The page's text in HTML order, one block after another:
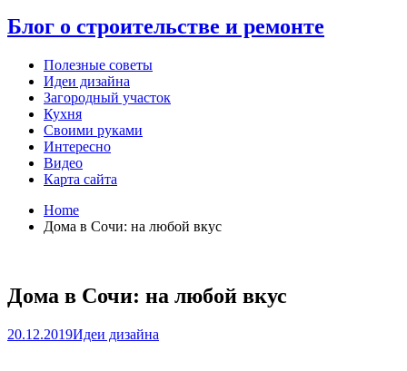
Блог о строительстве и ремонте
Полезные советы
Идеи дизайна
Загородный участок
Кухня
Своими руками
Интересно
Видео
Карта сайта
Home
Дома в Сочи: на любой вкус
Дома в Сочи: на любой вкус
20.12.2019Идеи дизайна